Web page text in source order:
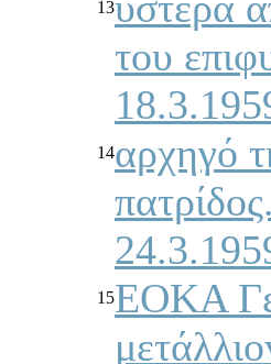
13
τoυ
14αρχηγό
πατρίδoς.
15ΕΟΚΑ